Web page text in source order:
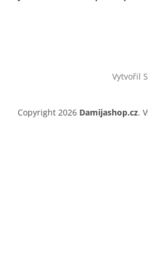
Vytvořil
Copyright 2026 Damijashop.cz.